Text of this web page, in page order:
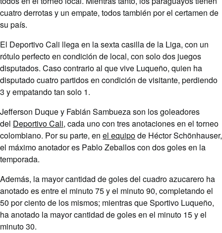
cuatro derrotas y un empate, todos también por el certamen de
su país.
El Deportivo Cali llega en la sexta casilla de la Liga, con un
rótulo perfecto en condición de local, con solo dos juegos
disputados. Caso contrario al que vive Luqueño, quien ha
disputado cuatro partidos en condición de visitante, perdiendo
3 y empatando tan solo 1.
Jefferson Duque y Fabián Sambueza son los goleadores
del Deportivo Cali, cada uno con tres anotaciones en el torneo
colombiano. Por su parte, en el equipode Héctor Schönhauser,
el máximo anotador es Pablo Zeballos con dos goles en la
temporada.
Además, la mayor cantidad de goles del cuadro azucarero ha
anotado es entre el minuto 75 y el minuto 90, completando el
50 por ciento de los mismos; mientras que Sportivo Luqueño,
ha anotado la mayor cantidad de goles en el minuto 15 y el
minuto 30.